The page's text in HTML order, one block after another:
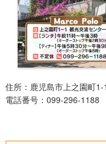
住所：鹿児島市上之園町1-1
電話番号： 099-296-1188